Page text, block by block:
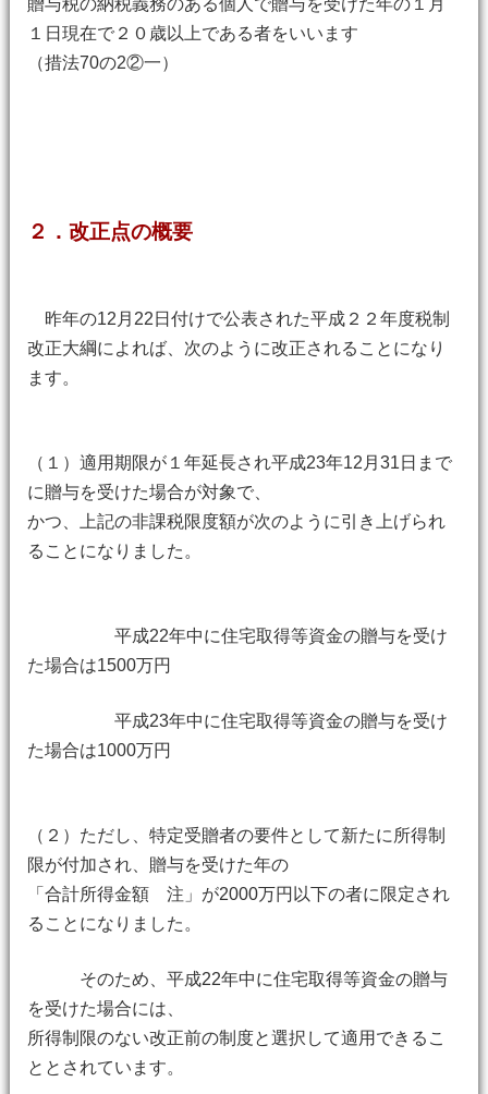
贈与税の納税義務のある個人で贈与を受けた年の１月
１日現在で２０歳以上である者をいいます
（措法70の2②一）
２．改正点の概要
昨年の12月22日付けで公表された平成２２年度税制
改正大綱によれば、次のように改正されることになり
ます。
（１）適用期限が１年延長され平成23年12月31日まで
に贈与を受けた場合が対象で、
かつ、上記の非課税限度額が次のように引き上げられ
ることになりました。
平成22年中に住宅取得等資金の贈与を受け
た場合は1500万円
平成23年中に住宅取得等資金の贈与を受け
た場合は1000万円
（２）ただし、特定受贈者の要件として新たに所得制
限が付加され、贈与を受けた年の
「合計所得金額 注」が2000万円以下の者に限定され
ることになりました。
そのため、平成22年中に住宅取得等資金の贈与
を受けた場合には、
所得制限のない改正前の制度と選択して適用できるこ
ととされています。